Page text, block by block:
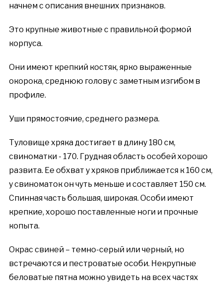
начнем с описания внешних признаков.
Это крупные животные с правильной формой
корпуса.
Они имеют крепкий костяк, ярко выраженные
окорока, среднюю голову с заметным изгибом в
профиле.
Уши прямостоячие, среднего размера.
Туловище хряка достигает в длину 180 см,
свиноматки - 170. Грудная область особей хорошо
развита. Ее обхват у хряков приближается к 160 см,
у свиноматок он чуть меньше и составляет 150 см.
Спинная часть большая, широкая. Особи имеют
крепкие, хорошо поставленные ноги и прочные
копыта.
Окрас свиней – темно-серый или черный, но
встречаются и пестроватые особи. Некрупные
беловатые пятна можно увидеть на всех частях